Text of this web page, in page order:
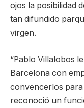
ojos la posibilidad
tan difundido
virgen.
“Pablo Villalobos
Barcelona con
convencerlos para
reconoció un